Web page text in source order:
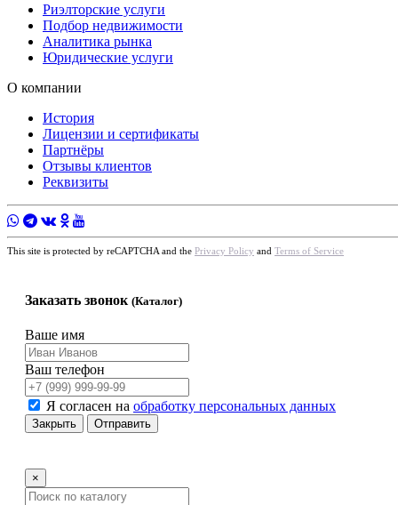
Риэлторские услуги
Подбор недвижимости
Аналитика рынка
Юридические услуги
О компании
История
Лицензии и сертификаты
Партнёры
Отзывы клиентов
Реквизиты
This site is protected by reCAPTCHA and the Privacy Policy and Terms of Service
Заказать звонок (Каталог)
Ваше имя
Ваш телефон
Я согласен на обработку персональных данных
Закрыть Отправить
×